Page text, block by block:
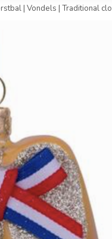
| Vondels | Traditional